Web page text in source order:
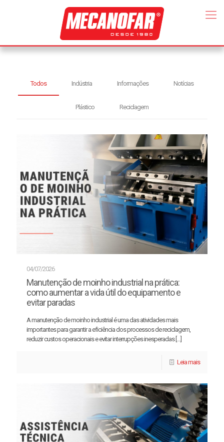
Todos Indústria Informações Notícias
Plástico Reciclagem
04/07/2026
Manutenção de moinho industrial na prática:
como aumentar a vida útil do equipamento e
evitar paradas
A manutenção de moinho industrial é uma das atividades mais
importantes para garantir a eficiência dos processos de reciclagem,
reduzir custos operacionais e evitar interrupções inesperadas[…]
Leia mais